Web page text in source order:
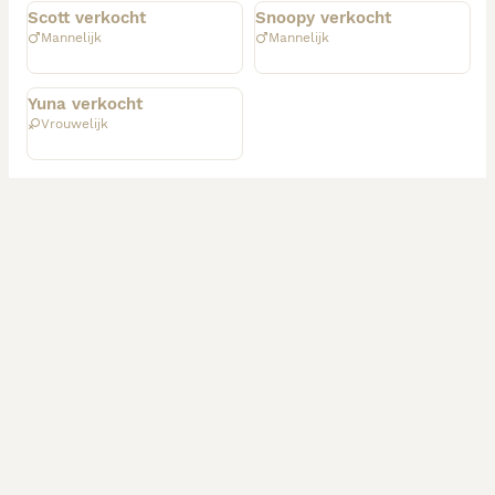
honden en/of katten.
UBN nummer 6941345
Scott verkocht
Mannelijk
Snoopy verkocht
Mannelijk
Geplaatst
Yuna verkocht
Vrouwelijk